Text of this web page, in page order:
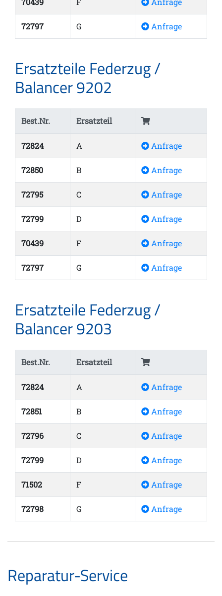
72797 G Anfrage
Ersatzteile Federzug /
Balancer 9202
Best.Nr. Ersatzteil
72824 A Anfrage
72850 B Anfrage
72795 C Anfrage
72799 D Anfrage
70439 F Anfrage
72797 G Anfrage
Ersatzteile Federzug /
Balancer 9203
Best.Nr. Ersatzteil
72824 A Anfrage
72851 B Anfrage
72796 C Anfrage
72799 D Anfrage
71502 F Anfrage
72798 G Anfrage
Reparatur-Service